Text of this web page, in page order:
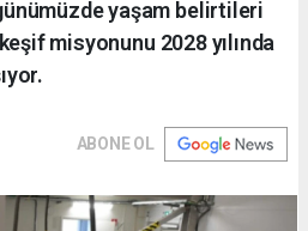
yaşam belirtileri
misyonunu 2028 yılında
ABONE OL